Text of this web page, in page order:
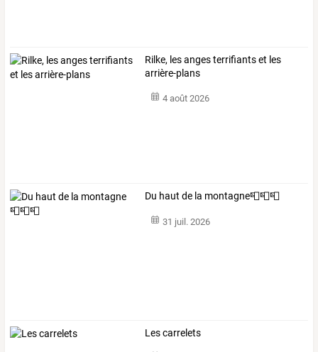
Rilke, les anges terrifiants et les
arrière-plans
4 août 2026
Du haut de la montagne📮📮📮
31 juil. 2026
Les carrelets